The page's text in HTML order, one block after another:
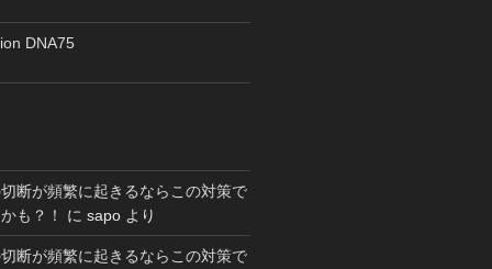
DNA75
断が頻繁に起きるならこの対策で
も？！
に sapoより
断が頻繁に起きるならこの対策で